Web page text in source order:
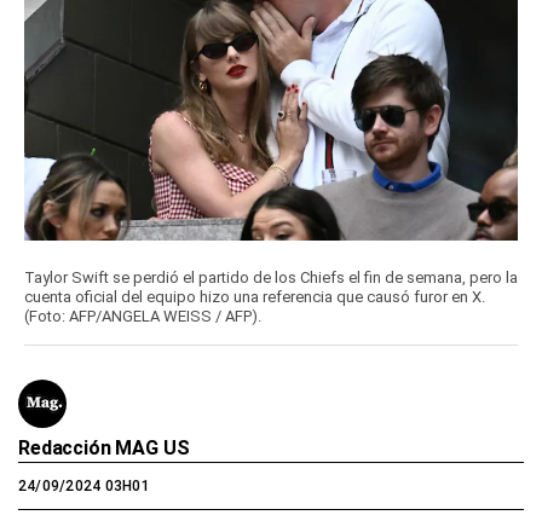
Taylor Swift se perdió el partido de los Chiefs el fin de semana, pero la
cuenta oficial del equipo hizo una referencia que causó furor en X.
(Foto: AFP/ANGELA WEISS / AFP).
Redacción MAG US
24/09/2024 03H01